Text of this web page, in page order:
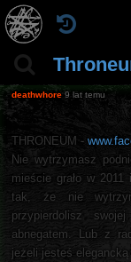
deathwhore 9 lat temu
THRONEUM -
Nie wytrzymasz
mieście grało w
tak, że nie
przypierdolisz
abnegatem. Lub z
jeżeli jesteś